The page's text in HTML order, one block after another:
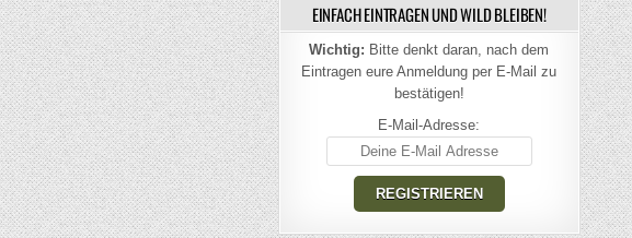
EINFACH EINTRAGEN UND WILD BLEIBEN!
Wichtig: Bitte denkt daran, nach dem
Eintragen eure Anmeldung per E-Mail zu
bestätigen!
E-Mail-Adresse: